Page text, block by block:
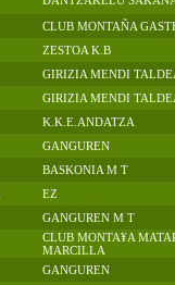
CLUB MONTAÑA
ZESTOA K.B
GIRIZIA MENDI
GIRIZIA MENDI
K.K.E.ANDATZA
GANGUREN
BASKONIA M T
EZ
GANGUREN M T
CLUB MONTA¥A
MARCILLA
GANGUREN